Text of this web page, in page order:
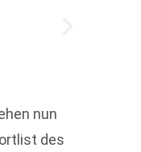
nun
des